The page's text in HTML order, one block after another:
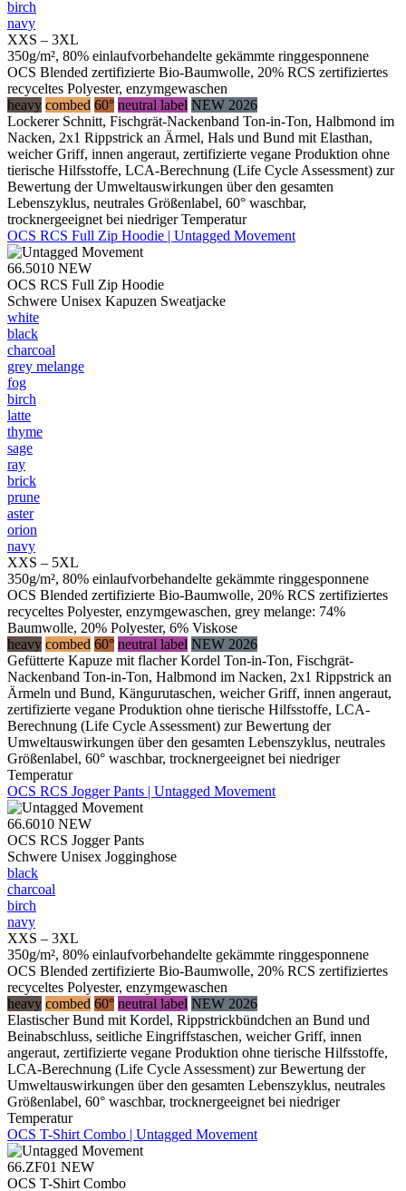
birch
navy
XXS – 3XL
350g/m², 80% einlaufvorbehandelte gekämmte ringgesponnene
OCS Blended zertifizierte Bio-Baumwolle, 20% RCS zertifiziertes
recyceltes Polyester, enzymgewaschen
heavy combed 60° neutral label NEW 2026
Lockerer Schnitt, Fischgrät-Nackenband Ton-in-Ton, Halbmond im
Nacken, 2x1 Rippstrick an Ärmel, Hals und Bund mit Elasthan,
weicher Griff, innen angeraut, zertifizierte vegane Produktion ohne
tierische Hilfsstoffe, LCA-Berechnung (Life Cycle Assessment) zur
Bewertung der Umweltauswirkungen über den gesamten
Lebenszyklus, neutrales Größenlabel, 60° waschbar,
trocknergeeignet bei niedriger Temperatur
OCS RCS Full Zip Hoodie | Untagged Movement
66.5010 NEW
OCS RCS Full Zip Hoodie
Schwere Unisex Kapuzen Sweatjacke
white
black
charcoal
grey melange
fog
birch
latte
thyme
sage
ray
brick
prune
aster
orion
navy
XXS – 5XL
350g/m², 80% einlaufvorbehandelte gekämmte ringgesponnene
OCS Blended zertifizierte Bio-Baumwolle, 20% RCS zertifiziertes
recyceltes Polyester, enzymgewaschen, grey melange: 74%
Baumwolle, 20% Polyester, 6% Viskose
heavy combed 60° neutral label NEW 2026
Gefütterte Kapuze mit flacher Kordel Ton-in-Ton, Fischgrät-
Nackenband Ton-in-Ton, Halbmond im Nacken, 2x1 Rippstrick an
Ärmeln und Bund, Kängurutaschen, weicher Griff, innen angeraut,
zertifizierte vegane Produktion ohne tierische Hilfsstoffe, LCA-
Berechnung (Life Cycle Assessment) zur Bewertung der
Umweltauswirkungen über den gesamten Lebenszyklus, neutrales
Größenlabel, 60° waschbar, trocknergeeignet bei niedriger
Temperatur
OCS RCS Jogger Pants | Untagged Movement
66.6010 NEW
OCS RCS Jogger Pants
Schwere Unisex Jogginghose
black
charcoal
birch
navy
XXS – 3XL
350g/m², 80% einlaufvorbehandelte gekämmte ringgesponnene
OCS Blended zertifizierte Bio-Baumwolle, 20% RCS zertifiziertes
recyceltes Polyester, enzymgewaschen
heavy combed 60° neutral label NEW 2026
Elastischer Bund mit Kordel, Rippstrickbündchen an Bund und
Beinabschluss, seitliche Eingriffstaschen, weicher Griff, innen
angeraut, zertifizierte vegane Produktion ohne tierische Hilfsstoffe,
LCA-Berechnung (Life Cycle Assessment) zur Bewertung der
Umweltauswirkungen über den gesamten Lebenszyklus, neutrales
Größenlabel, 60° waschbar, trocknergeeignet bei niedriger
Temperatur
OCS T-Shirt Combo | Untagged Movement
66.ZF01 NEW
OCS T-Shirt Combo